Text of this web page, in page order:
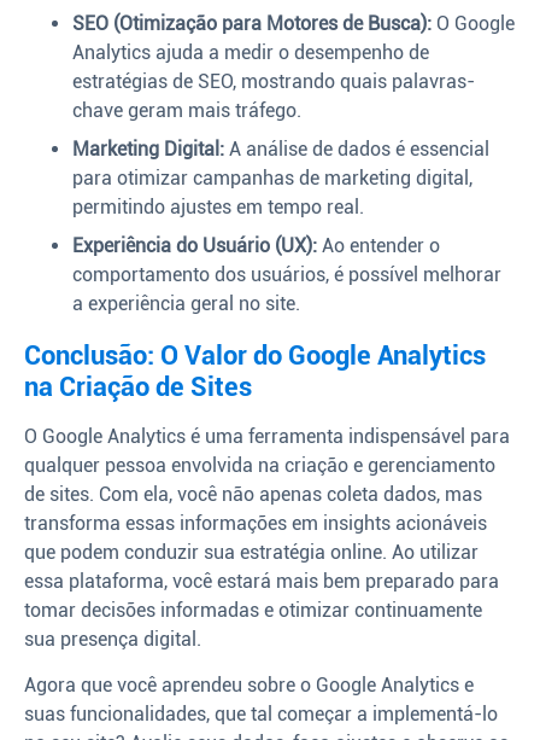
SEO (Otimização para Motores de Busca): O Google
Analytics ajuda a medir o desempenho de
estratégias de SEO, mostrando quais palavras-
chave geram mais tráfego.
Marketing Digital: A análise de dados é essencial
para otimizar campanhas de marketing digital,
permitindo ajustes em tempo real.
Experiência do Usuário (UX): Ao entender o
comportamento dos usuários, é possível melhorar
a experiência geral no site.
Conclusão: O Valor do Google Analytics
na Criação de Sites
O Google Analytics é uma ferramenta indispensável para
qualquer pessoa envolvida na criação e gerenciamento
de sites. Com ela, você não apenas coleta dados, mas
transforma essas informações em insights acionáveis
que podem conduzir sua estratégia online. Ao utilizar
essa plataforma, você estará mais bem preparado para
tomar decisões informadas e otimizar continuamente
sua presença digital.
Agora que você aprendeu sobre o Google Analytics e
suas funcionalidades, que tal começar a implementá-lo